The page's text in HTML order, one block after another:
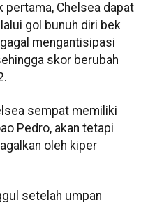
pertama, Chelsea dapat
gol bunuh diri bek
mengantisipasi
skor berubah
sempat memiliki
Pedro, akan tetapi
oleh kiper
setelah umpan